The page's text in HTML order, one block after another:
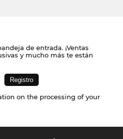
de entrada. ¡Ventas
y mucho más te están
on the processing of your